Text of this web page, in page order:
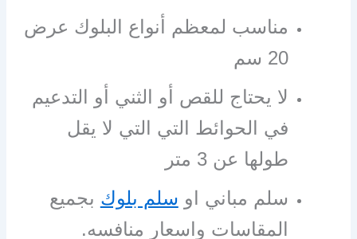
مناسب لمعظم أنواع البلوك عرض
20 سم
لا يحتاج للقص أو الثني أو التدعيم
في الحوائط التي التي لا يقل
طولها عن 3 متر
سلم مباني او سلم بلوك بجميع
المقاسات واسعار منافسه.